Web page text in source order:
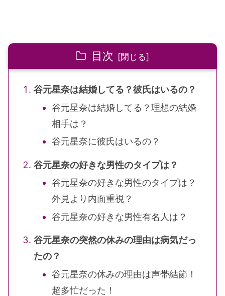
目次
谷元星奈は結婚してる？彼氏はいるの？
谷元星奈は結婚してる？理想の結婚
相手は？
谷元星奈に彼氏はいるの？
谷元星奈の好きな男性のタイプは？
谷元星奈の好きな男性のタイプは？
外見より内面重視？
谷元星奈の好きな男性有名人は？
谷元星奈の突然の休みの理由は病気だっ
たの？
谷元星奈の休みの理由は声帯結節！
超多忙だった！